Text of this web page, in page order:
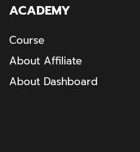
ACADEMY
Course
About Affiliate
About Dashboard